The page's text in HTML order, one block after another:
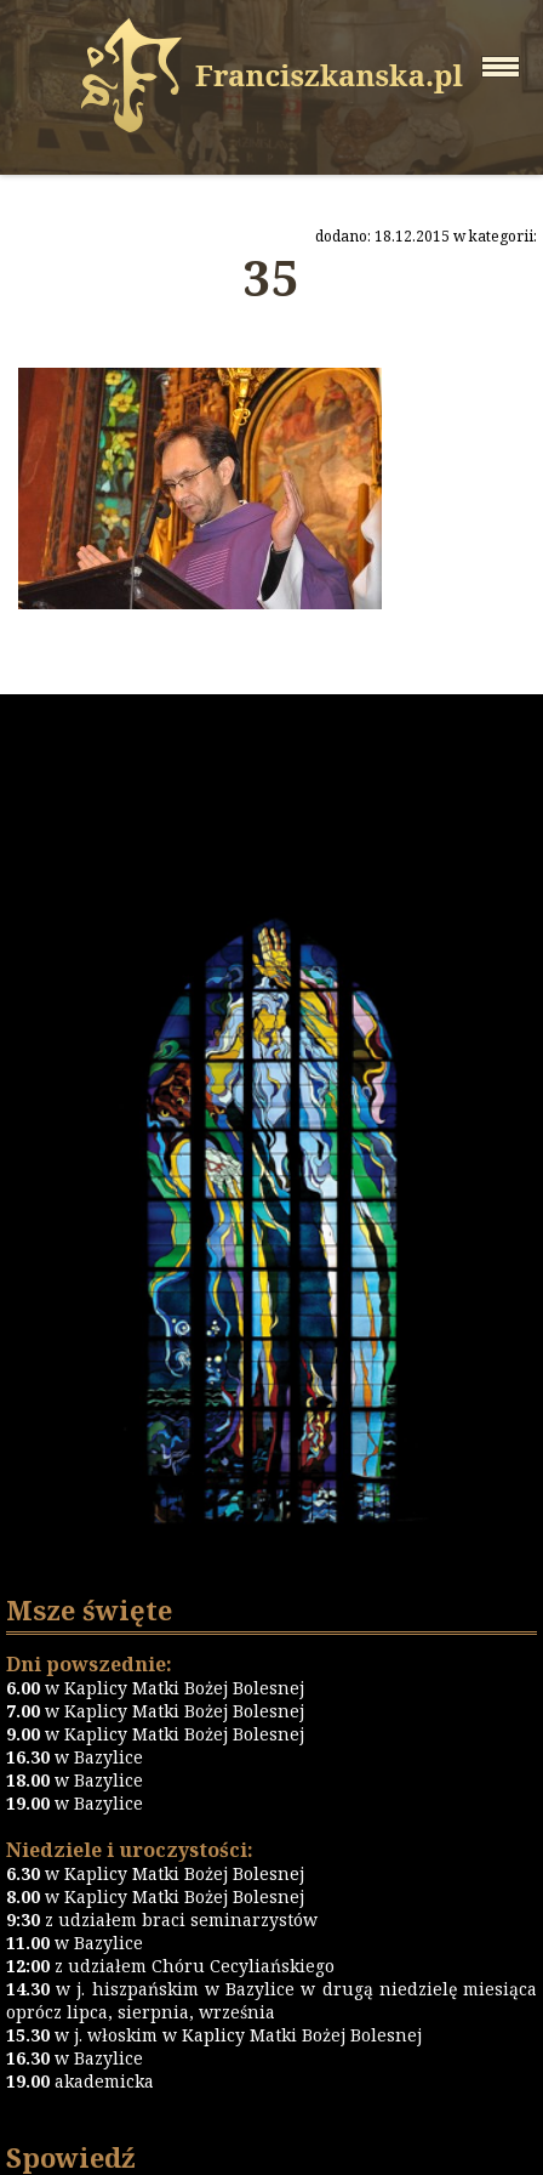
dodano: 18.12.2015 w kategorii:
35
Msze święte
Dni powszednie:
6.00 w Kaplicy Matki Bożej Bolesnej
7.00 w Kaplicy Matki Bożej Bolesnej
9.00 w Kaplicy Matki Bożej Bolesnej
16.30 w Bazylice
18.00 w Bazylice
19.00 w Bazylice
Niedziele i uroczystości:
6.30 w Kaplicy Matki Bożej Bolesnej
8.00 w Kaplicy Matki Bożej Bolesnej
9:30 z udziałem braci seminarzystów
11.00 w Bazylice
12:00 z udziałem Chóru Cecyliańskiego
14.30 w j. hiszpańskim w Bazylice w drugą niedzielę miesiąca
oprócz lipca, sierpnia, września
15.30 w j. włoskim w Kaplicy Matki Bożej Bolesnej
16.30 w Bazylice
19.00 akademicka
Spowiedź